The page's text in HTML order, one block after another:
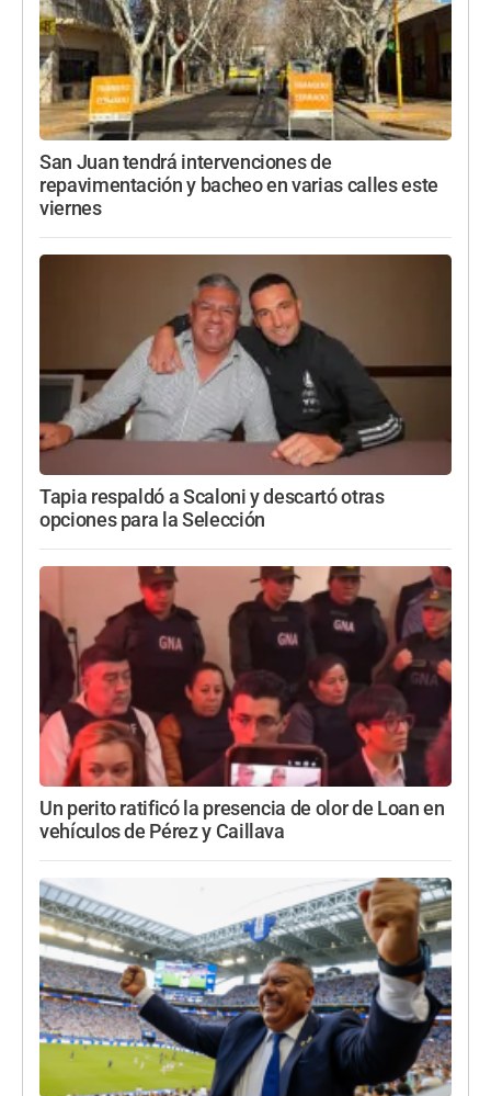
San Juan tendrá intervenciones de
repavimentación y bacheo en varias calles este
viernes
Tapia respaldó a Scaloni y descartó otras
opciones para la Selección
Un perito ratificó la presencia de olor de Loan en
vehículos de Pérez y Caillava